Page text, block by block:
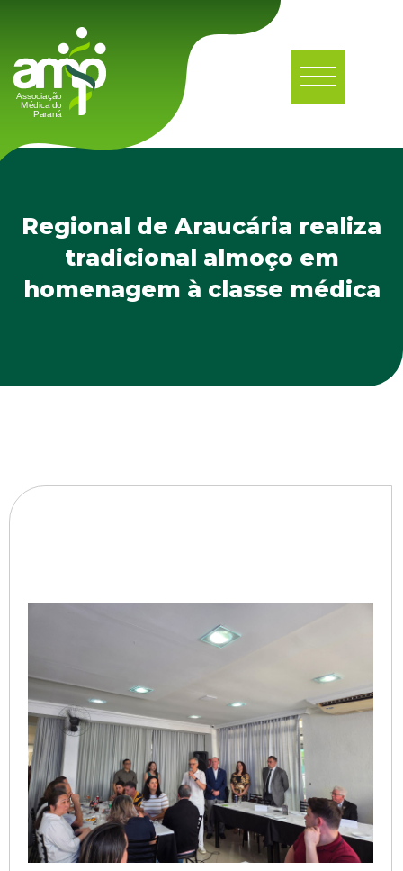
Regional de Araucária realiza
tradicional almoço em
homenagem à classe médica